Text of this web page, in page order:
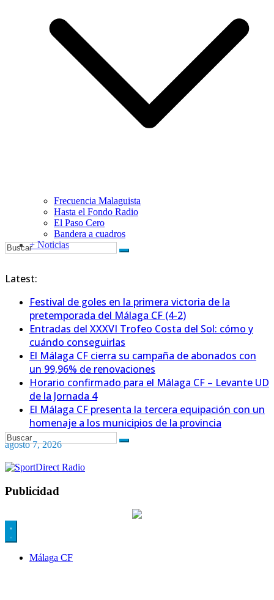
Frecuencia Malaguista
Hasta el Fondo Radio
El Paso Cero
Bandera a cuadros
+ Noticias
Latest:
Festival de goles en la primera victoria de la
pretemporada del Málaga CF (4-2)
Entradas del XXXVI Trofeo Costa del Sol: cómo y
cuándo conseguirlas
El Málaga CF cierra su campaña de abonados con
un 99,96% de renovaciones
Horario confirmado para el Málaga CF – Levante UD
de la Jornada 4
El Málaga CF presenta la tercera equipación con un
homenaje a los municipios de la provincia
agosto 7, 2026
Publicidad
Málaga CF